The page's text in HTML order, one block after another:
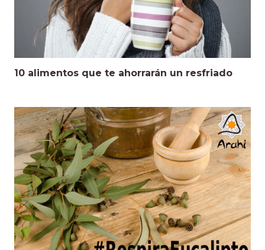
10 alimentos que te ahorrarán un resfriado